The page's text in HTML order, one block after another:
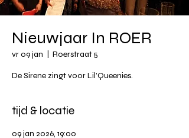
Nieuwjaar In ROER
vr 09 jan Roerstraat 5
De Sirene zingt voor Lil’Queenies.
tijd & locatie
09 jan 2026, 19:00